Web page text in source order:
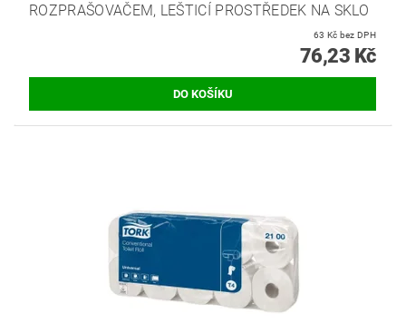
ROZPRAŠOVAČEM, LEŠTICÍ PROSTŘEDEK NA SKLO
63 Kč bez DPH
76,23 Kč